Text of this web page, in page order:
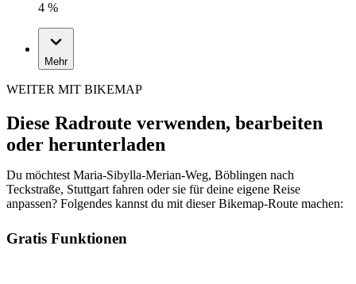
4 %
Mehr
WEITER MIT BIKEMAP
Diese Radroute verwenden, bearbeiten
oder herunterladen
Du möchtest Maria-Sibylla-Merian-Weg, Böblingen nach
Teckstraße, Stuttgart fahren oder sie für deine eigene Reise
anpassen? Folgendes kannst du mit dieser Bikemap-Route machen:
Gratis Funktionen